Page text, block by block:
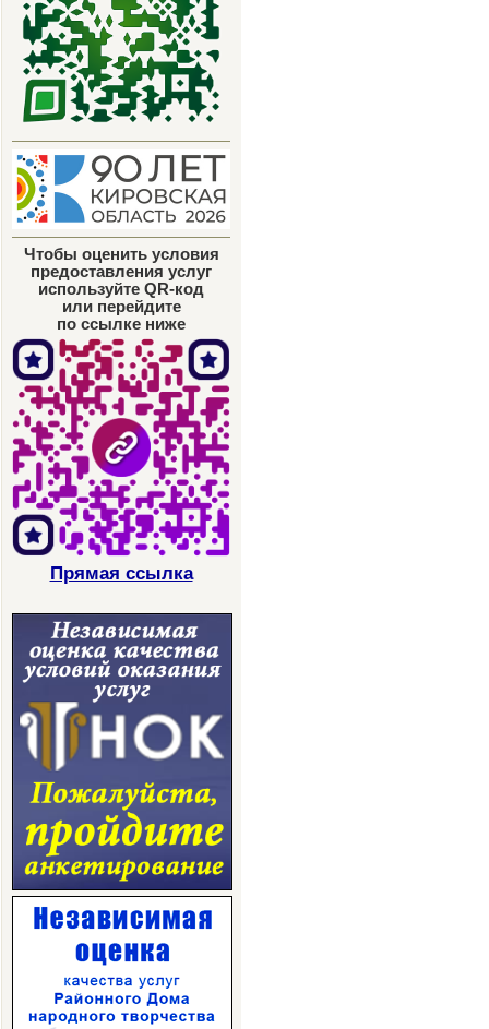
Чтобы оценить условия
предоставления услуг
используйте QR-код
или перейдите
по ссылке ниже
Прямая ссылка